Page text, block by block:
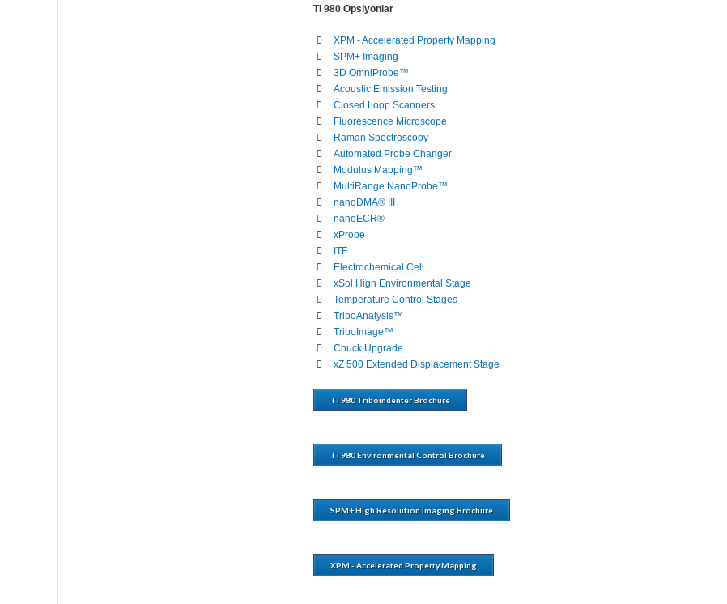
TI 980 Opsiyonlar
XPM - Accelerated Property Mapping
SPM+ Imaging
3D OmniProbe™
Acoustic Emission Testing
Closed Loop Scanners
Fluorescence Microscope
Raman Spectroscopy
Automated Probe Changer
Modulus Mapping™
MultiRange NanoProbe™
nanoDMA® III
nanoECR®
xProbe
ITF
Electrochemical Cell
xSol High Environmental Stage
Temperature Control Stages
TriboAnalysis™
TriboImage™
Chuck Upgrade
xZ 500 Extended Displacement Stage
TI 980 Triboindenter Brochure
TI 980 Environmental Control Brochure
SPM+ High Resolution Imaging Brochure
XPM - Accelerated Property Mapping